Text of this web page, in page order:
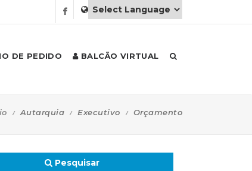
DE PEDIDO BALCÃO VIRTUAL
Autarquia Executivo Orçamento
Pesquisar